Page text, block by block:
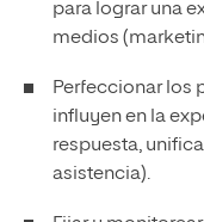
para lograr una
medios
Perfeccionar los
influyen en la
respuesta,
asistencia).